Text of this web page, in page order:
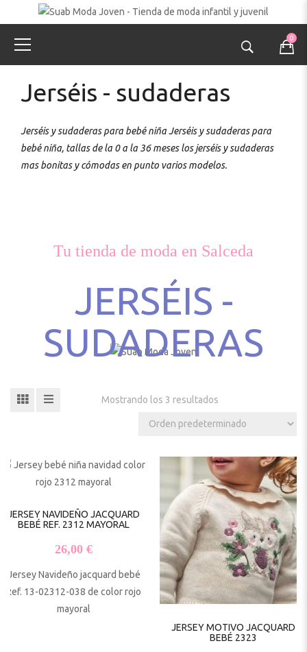
0
Jerséis - sudaderas
Jerséis y sudaderas para bebé niña Jerséis y sudaderas para
bebé niña, tallas de la 0 a la 36 meses los jerséis y sudaderas
mas bonitas y cómodas en punto varios modelos.
Tu tienda de moda en Salceda
JERSÉIS -
SUDADERAS
Mostrando los 3 resultados
JERSEY NAVIDEÑO JACQUARD
BEBÉ REF. 2312 MAYORAL
26,00€
Jersey Navideño jacquard bebé
Ref. 13-02312-038 de color rojo
mayoral
JERSEY MOTIVO JACQUARD
BEBÉ 2323